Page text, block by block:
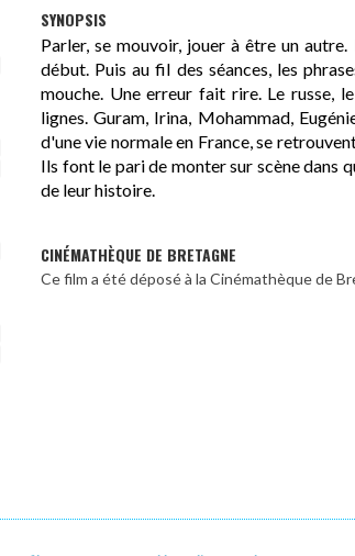
SYNOPSIS
Parler, se mouvoir, jouer à être un
début. Puis au fil des séances, les
mouche. Une erreur fait rire. Le russe,
lignes. Guram, Irina, Mohammad,
d'une vie normale en France, se
Ils font le pari de monter sur scène dans
de leur histoire.
CINÉMATHÈQUE DE BRETAGNE
Ce film a été déposé à la Cinémathèque de